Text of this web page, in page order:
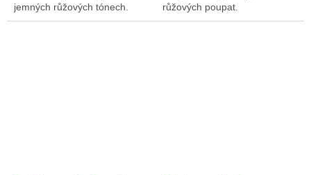
jemných růžových tónech.
růžových poupat.